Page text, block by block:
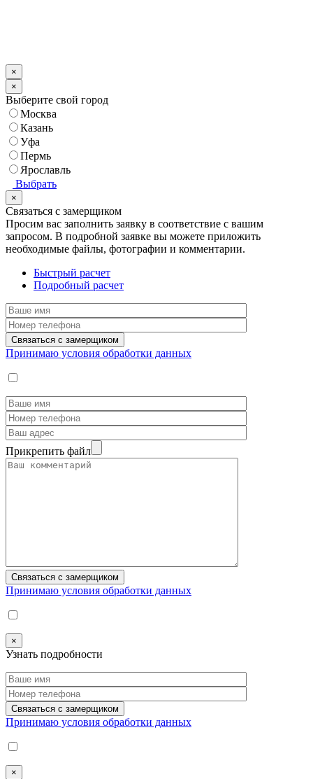
×
×
Выберите свой город
Москва
Казань
Уфа
Пермь
Ярославль
Выбрать
×
Связаться с замерщиком
Просим вас заполнить заявку в соответствие с вашим
запросом. В подробной заявке вы можете приложить
необходимые файлы, фотографии и комментарии.
Быстрый расчет
Подробный расчет
Принимаю условия обработки данных
Прикрепить файл
Принимаю условия обработки данных
×
Узнать подробности
Принимаю условия обработки данных
×